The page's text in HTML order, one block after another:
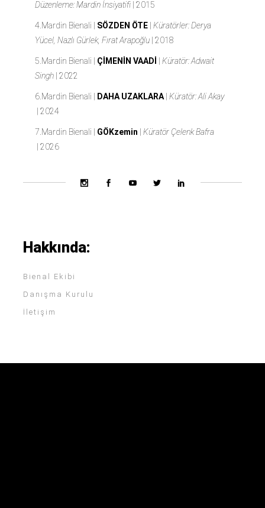
Düzenleme: Mardin İnsiyatifi 2015
4.Mardin Bienali | SÖZDEN ÖTE Küratörler: Derya
Yücel, Nazlı Gürlek, Fırat Arapoğlu 2018
5.Mardin Bienali | ÇİMENİN VAADİ
Küratör: Adwait
Singh 2022
6.Mardin Bienali | DAHA UZAKLARA Küratör: Ali Akay
2024
7.Mardin Bienali | GÖKzemin
Küratör Çelenk Bafra
2026
Hakkında:
Bienal Ekibi
Danışma Kurulu
İletişim